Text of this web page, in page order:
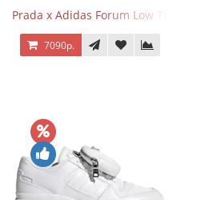
Prada x Adidas Forum Low Triple Black
7090р.